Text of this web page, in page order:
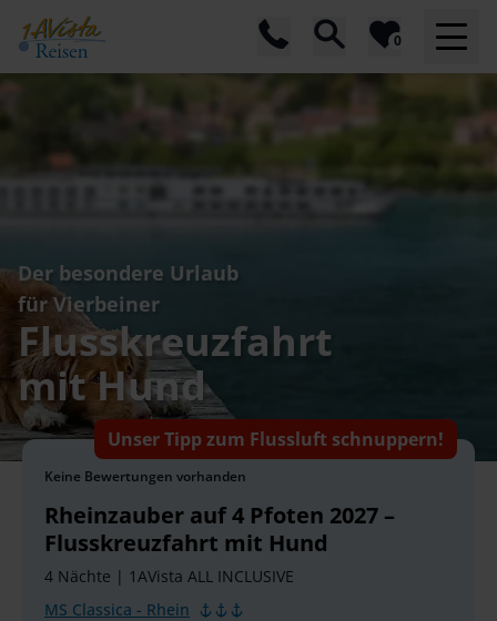
0
Der besondere Urlaub
für Vierbeiner
Flusskreuzfahrt
mit Hund
Unser Tipp zum Flussluft schnuppern!
Keine Bewertungen vorhanden
Rheinzauber auf 4 Pfoten 2027 –
Flusskreuzfahrt mit Hund
4 Nächte | 1AVista ALL INCLUSIVE
MS Classica - Rhein